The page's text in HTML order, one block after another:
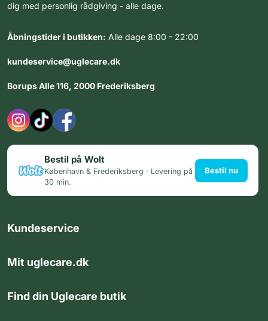
dig med personlig rådgiving - alle dage.
Åbningstider i butikken: Alle dage 8:00 - 22:00
kundeservice@uglecare.dk
Borups Alle 116, 2000 Frederiksberg
Bestil på Wolt
København & Frederiksberg · Levering på
30 min.
Bestil nu
Kundeservice
Mit uglecare.dk
Find din Uglecare butik